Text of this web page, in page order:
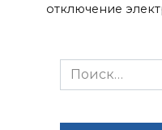
отключение
Search
for: